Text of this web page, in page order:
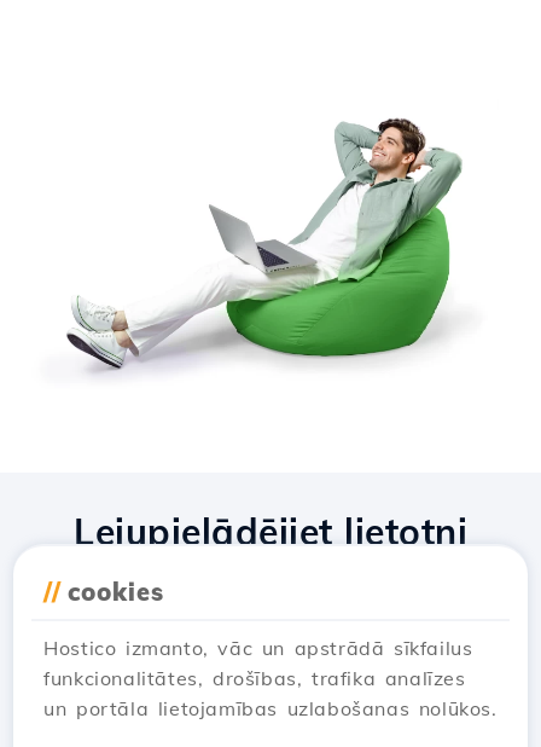
// cookies
Hostico izmanto, vāc un apstrādā sīkfailus
funkcionalitātes, drošības, trafika analīzes
un portāla lietojamības uzlabošanas nolūkos.
Lejupielādējiet lietotni